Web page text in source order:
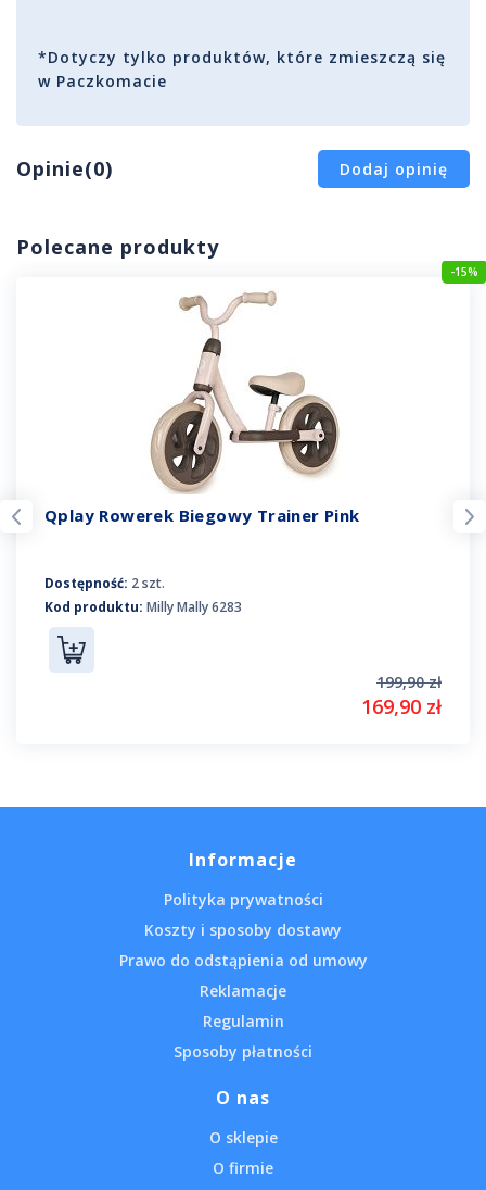
*Dotyczy tylko produktów, które zmieszczą się
w Paczkomacie
Opinie(0) Dodaj opinię
Polecane produkty
-15%
Qplay Rowerek Biegowy Trainer Pink
Dostępność: 2 szt.
Kod produktu: Milly Mally 6283
199,90 zł
169,90 zł
Informacje
Polityka prywatności
Koszty i sposoby dostawy
Prawo do odstąpienia od umowy
Reklamacje
Regulamin
Sposoby płatności
O nas
O sklepie
O firmie